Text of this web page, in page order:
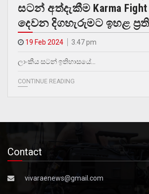
සටන් අත්දැකීම Karma Fight
දෙවන දිගහැරුමට ඉහළ
19 Feb 2024 3.47 pm
ලාංකීය සටන් ඉතිහාසයේ…
CONTINUE READING
Contact
vivaraenews@gmail.com